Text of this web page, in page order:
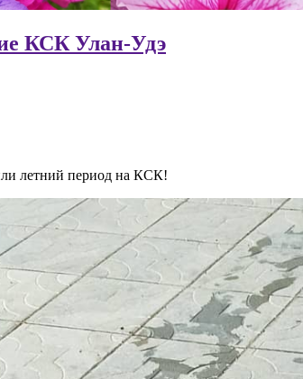
КСК Улан-Удэ
летний период на КСК!